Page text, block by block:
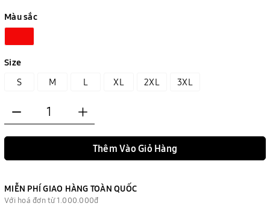
Màu sắc
Size
S
M L XL 2XL 3XL
Thêm Vào Giỏ Hàng
MIỄN PHÍ GIAO HÀNG TOÀN QUỐC
Với hoá đơn từ 1.000.000đ